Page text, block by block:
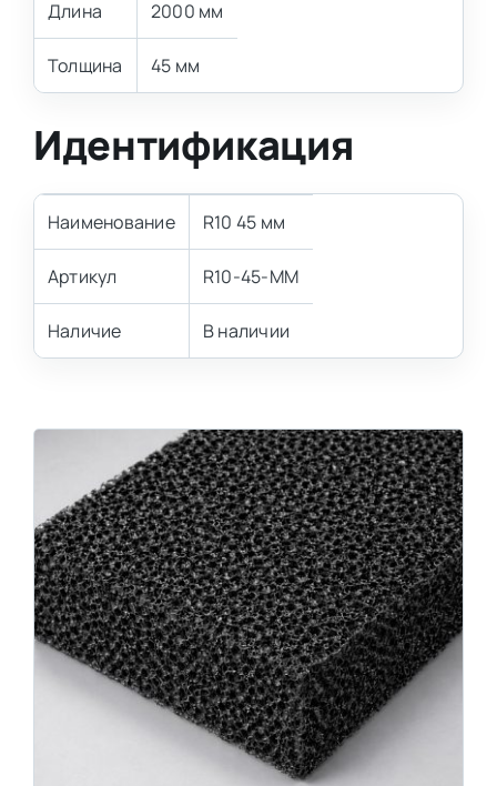
Длина 2000 мм
Толщина 45 мм
Идентификация
Наименование R10 45 мм
Артикул R10-45-MM
Наличие В наличии